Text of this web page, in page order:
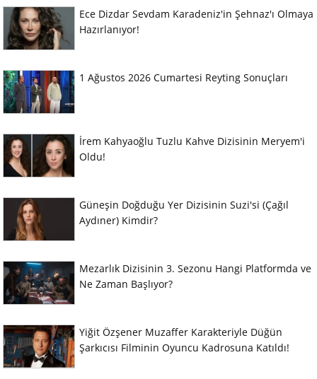
Ece Dizdar Sevdam Karadeniz'in Şehnaz'ı Olmaya
Hazırlanıyor!
1 Ağustos 2026 Cumartesi Reyting Sonuçları
İrem Kahyaoğlu Tuzlu Kahve Dizisinin Meryem'i
Oldu!
Güneşin Doğduğu Yer Dizisinin Suzi'si (Çağıl
Aydıner) Kimdir?
Mezarlık Dizisinin 3. Sezonu Hangi Platformda ve
Ne Zaman Başlıyor?
Yiğit Özşener Muzaffer Karakteriyle Düğün
Şarkıcısı Filminin Oyuncu Kadrosuna Katıldı!